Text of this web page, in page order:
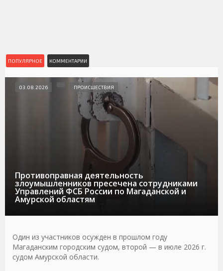
ПОПУЛЯРНОЕ КОММЕНТАРИИ
Противоправная деятельность
злоумышленников пресечена сотрудниками
Управлений ФСБ России по Магаданской и
Амурской областям
03.08.2026 ПРОИСШЕСТВИЯ
Один из участников осужден в прошлом году
Магаданским городским судом, второй — в июле 2026 г.
судом Амурской области.